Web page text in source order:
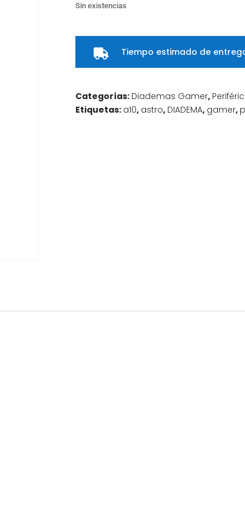
Sin existencias
 Tiempo estimado de
Categorías: Diademas Gamer,
Etiquetas: a10, astro, DIADEMA, gamer,